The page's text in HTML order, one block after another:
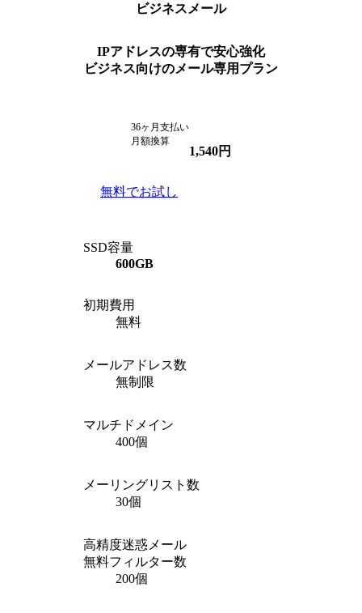
ビジネスメール
IPアドレスの専有で安心強化
ビジネス向けのメール専用プラン
36ヶ月支払い
月額換算
1,540円
無料でお試し
SSD容量
600GB
初期費用
無料
メールアドレス数
無制限
マルチドメイン
400個
メーリングリスト数
30個
高精度迷惑メール
無料フィルター数
200個